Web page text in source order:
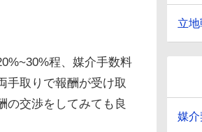
程、媒介手数料
手取りで報酬が受け取
の交渉をしてみても良
立
媒